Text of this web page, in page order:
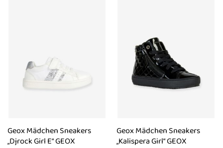
Geox Mädchen Sneakers
„Djrock Girl E“ GEOX
Geox Mädchen Sneakers
„Kalispera Girl“ GEOX